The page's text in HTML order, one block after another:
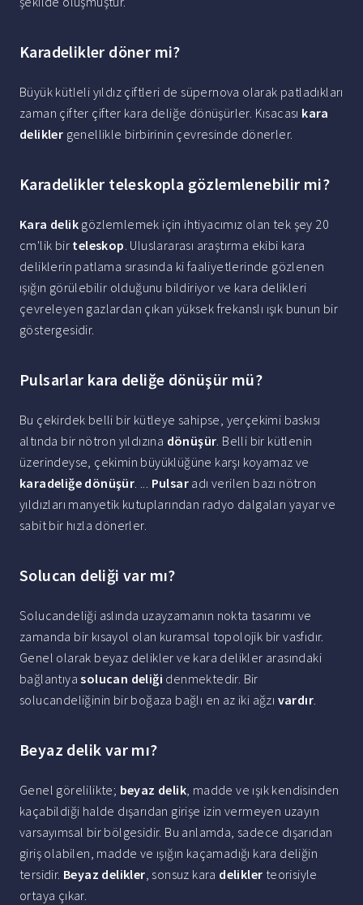
Karadelikler döner mi?
Büyük kütleli yıldız çiftleri de süpernova olarak patladıkları
zaman çifter çifter kara deliğe dönüşürler. Kısacası kara
delikler genellikle birbirinin çevresinde dönerler.
Karadelikler teleskopla gözlemlenebilir mi?
Kara delik gözlemlemek için ihtiyacımız olan tek şey 20
cm'lik bir teleskop. Uluslararası araştırma ekibi kara
deliklerin patlama sırasında ki faaliyetlerinde gözlenen
ışığın görülebilir olduğunu bildiriyor ve kara delikleri
çevreleyen gazlardan çıkan yüksek frekanslı ışık bunun bir
göstergesidir.
Pulsarlar kara deliğe dönüşür mü?
Bu çekirdek belli bir kütleye sahipse, yerçekimi baskısı
altında bir nötron yıldızına dönüşür. Belli bir kütlenin
üzerindeyse, çekimin büyüklüğüne karşı koyamaz ve
karadeliğe dönüşür. ... Pulsar adı verilen bazı nötron
yıldızları manyetik kutuplarından radyo dalgaları yayar ve
sabit bir hızla dönerler.
Solucan deliği var mı?
Solucandeliği aslında uzayzamanın nokta tasarımı ve
zamanda bir kısayol olan kuramsal topolojik bir vasfıdır.
Genel olarak beyaz delikler ve kara delikler arasındaki
bağlantıyasolucan deliği denmektedir. Bir
solucandeliğinin bir boğaza bağlı en az iki ağzı vardır.
Beyaz delik var mı?
Genel görelilikte; beyaz delik, madde ve ışık kendisinden
kaçabildiği halde dışarıdan girişe izin vermeyen uzayın
varsayımsal bir bölgesidir. Bu anlamda, sadece dışarıdan
giriş olabilen, madde ve ışığın kaçamadığı kara deliğin
tersidir. Beyaz delikler, sonsuz kara delikler teorisiyle
ortaya çıkar.